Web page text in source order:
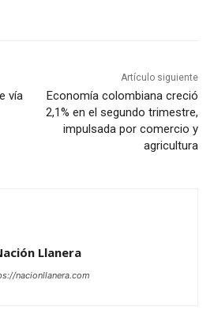
vía
Artículo siguiente
Economía colombiana creció
2,1% en el segundo trimestre,
impulsada por comercio y
agricultura
Llanera
nacionllanera.com